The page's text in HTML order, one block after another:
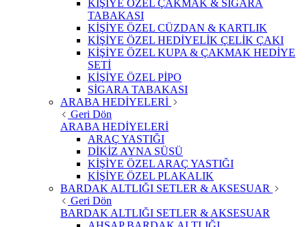
KİŞİYE ÖZEL ÇAKMAK & SİGARA
TABAKASI
KİŞİYE ÖZEL CÜZDAN & KARTLIK
KİŞİYE ÖZEL HEDİYELİK ÇELİK ÇAKI
KİŞİYE ÖZEL KUPA & ÇAKMAK HEDİYE
SETİ
KİŞİYE ÖZEL PİPO
SİGARA TABAKASI
ARABA HEDİYELERİ
Geri Dön
ARABA HEDİYELERİ
ARAÇ YASTIĞI
DİKİZ AYNA SÜSÜ
KİŞİYE ÖZEL ARAÇ YASTIĞI
KİŞİYE ÖZEL PLAKALIK
BARDAK ALTLIĞI SETLER & AKSESUAR
Geri Dön
BARDAK ALTLIĞI SETLER & AKSESUAR